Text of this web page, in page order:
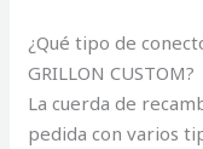
¿Qué tipo de
GRILLON CUSTOM?
La cuerda de
pedida con varios